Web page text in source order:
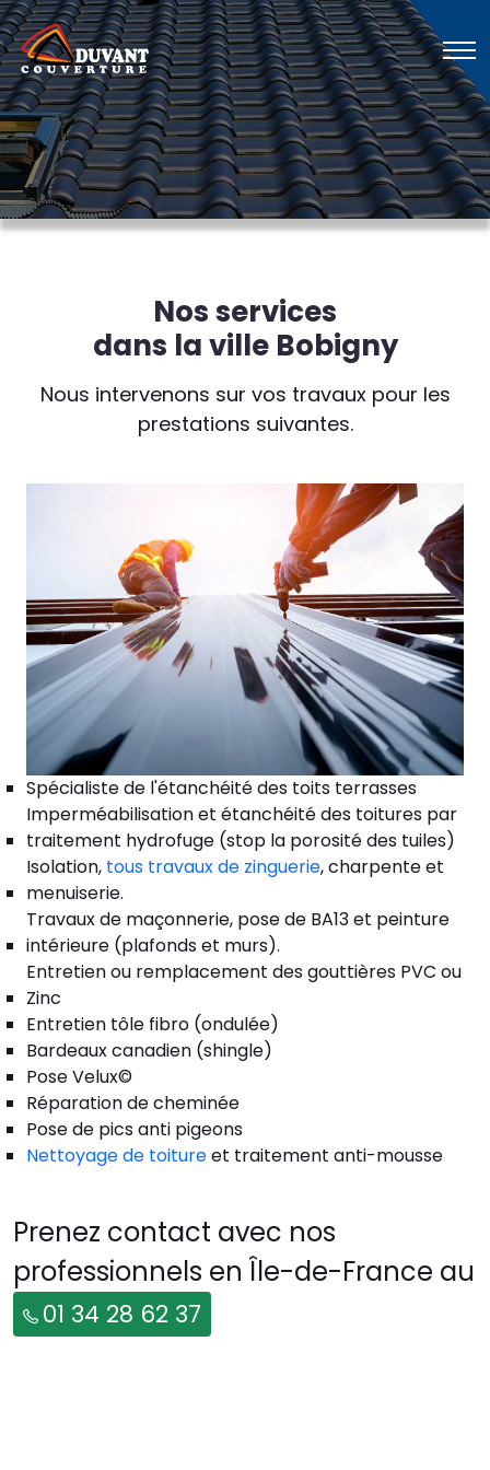
Nos services
dans la ville Bobigny
Nous intervenons sur vos travaux pour les
prestations suivantes.
Spécialiste de l'étanchéité des toits terrasses
Imperméabilisation et étanchéité des toitures par
traitement hydrofuge (stop la porosité des tuiles)
Isolation, tous travaux de zinguerie, charpente et
menuiserie.
Travaux de maçonnerie, pose de BA13 et peinture
intérieure (plafonds et murs).
Entretien ou remplacement des gouttières PVC ou
Zinc
Entretien tôle fibro (ondulée)
Bardeaux canadien (shingle)
Pose Velux©
Réparation de cheminée
Pose de pics anti pigeons
Nettoyage de toitureet traitement anti-mousse
Prenez contact avec nos
professionnels en Île-de-France au
01 34 28 62 37